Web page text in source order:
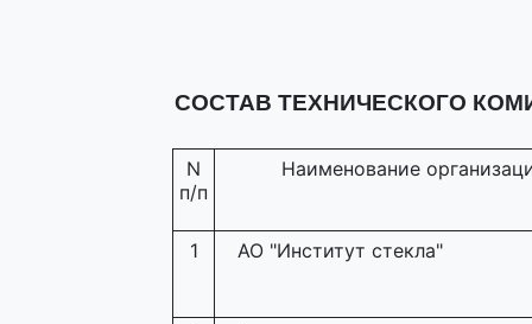
СОСТАВ ТЕХНИЧЕСКОГО
N
п/п
Наименование
1 АО "Институт стекла"